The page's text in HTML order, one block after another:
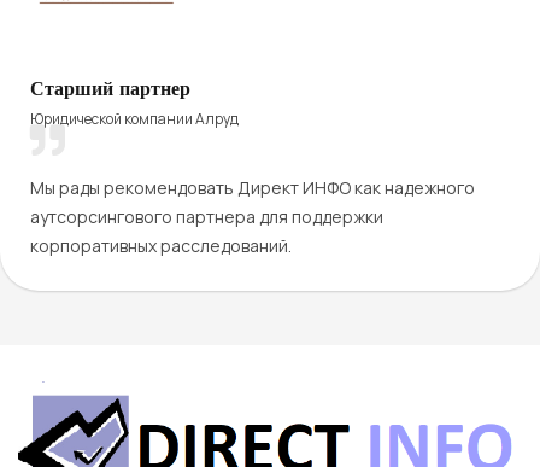
Старший партнер
Юридической компании Алруд
Мы рады рекомендовать Директ ИНФО как надежного
аутсорсингового партнера для поддержки
корпоративных расследований.